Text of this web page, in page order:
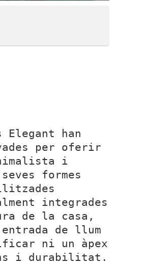
han
per oferir
i
formes
integrades
de la casa,
de llum
ni un àpex
i durabilitat.